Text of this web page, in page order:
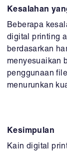
Kesalahan
Beberapa
digital printing
berdasarkan
menyesuaikan
penggunaan
menurunkan
Kesimpulan
Kain digital